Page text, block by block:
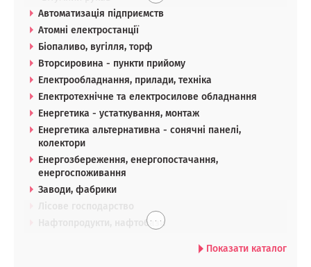
Автоматизація підприємств
Атомні електростанції
Біопаливо, вугілля, торф
Вторсировина - пункти прийому
Електрообладнання, прилади, техніка
Електротехнічне та електросилове обладнання
Енергетика - устаткування, монтаж
Енергетика альтернативна - сонячні панелі,
колектори
Енергозбереження, енергопостачання,
енергоспоживання
Заводи, фабрики
Нафтопродукти, нафтобази
. . .
Показати каталог